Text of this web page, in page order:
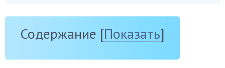
Содержание [Показать]